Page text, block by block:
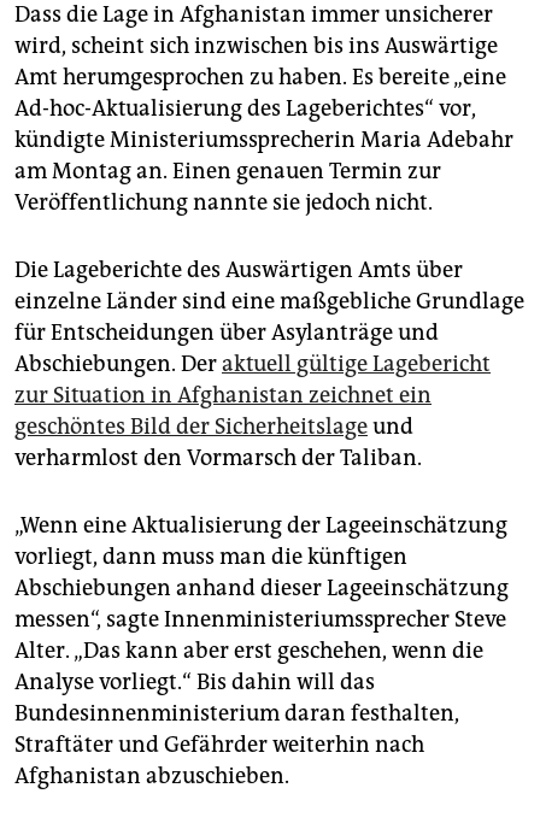
Dass die Lage in Afghanistan immer unsicherer
wird, scheint sich inzwischen bis ins Auswärtige
Amt herumgesprochen zu haben. Es bereite „eine
Ad-hoc-Aktualisierung des Lageberichtes“ vor,
kündigte Ministeriumssprecherin Maria Adebahr
am Montag an. Einen genauen Termin zur
Veröffentlichung nannte sie jedoch nicht.
Die Lageberichte des Auswärtigen Amts über
einzelne Länder sind eine maßgebliche Grundlage
für Entscheidungen über Asylanträge und
Abschiebungen. Deraktuell gültige Lagebericht
zur Situation in Afghanistan zeichnet ein
geschöntes Bild der Sicherheitslageund
verharmlost den Vormarsch der Taliban.
„Wenn eine Aktualisierung der Lageeinschätzung
vorliegt, dann muss man die künftigen
Abschiebungen anhand dieser Lageeinschätzung
messen“, sagte Innenministeriumssprecher Steve
Alter. „Das kann aber erst geschehen, wenn die
Analyse vorliegt.“ Bis dahin will das
Bundesinnenministerium daran festhalten,
Straftäter und Gefährder weiterhin nach
Afghanistan abzuschieben.